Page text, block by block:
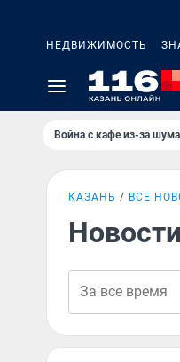
НЕДВИЖИМОСТЬ
Война с кафе из-за шума
КАЗАНЬ ВСЕ